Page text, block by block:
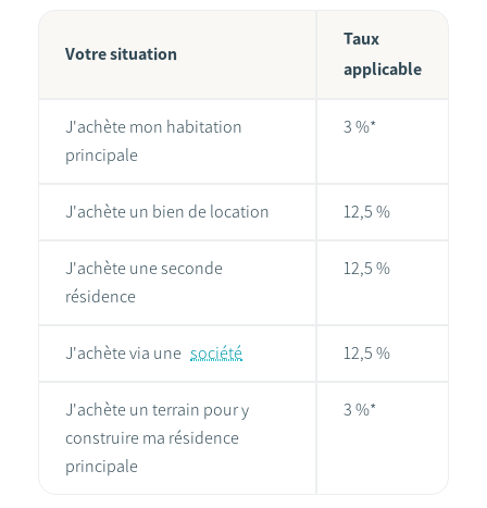
Votre situation
Taux
applicable
J'achète mon habitation
principale
3 %*
J'achète un bien de location 12,5 %
J'achète une seconde
résidence
12,5 %
J'achète via une société 12,5 %
J'achète un terrain pour y
construire ma résidence
principale
3 %*